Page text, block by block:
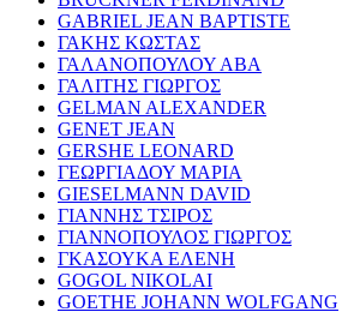
GABRIEL JEAN BAPTISTE
ΓΑΚΗΣ ΚΩΣΤΑΣ
ΓΑΛΑΝΟΠΟΥΛΟΥ ΑΒΑ
ΓΑΛΙΤΗΣ ΓΙΩΡΓΟΣ
GELMAN ALEXANDER
GENET JEAN
GERSHE LEONARD
ΓΕΩΡΓΙΑΔΟΥ ΜΑΡΙΑ
GIESELMANN DAVID
ΓΙΑΝΝΗΣ ΤΣΙΡΟΣ
ΓΙΑΝΝΟΠΟΥΛΟΣ ΓΙΩΡΓΟΣ
ΓΚΑΣΟΥΚΑ ΕΛΕΝΗ
GOGOL NIKOLAI
GOETHE JOHANN WOLFGANG